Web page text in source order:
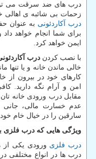
درب های ضد سرقت می
زحمات بی شائبه ی اهالی
درب آکاردئونی به عنوان
برای شما انجام خواهد
ایمن خواهد کرد.
با نصب کردندرب
خالی ماندن خانه و یا تنها
کارهای خود در بیرون از
امن و آرام نگه دارید.
مقابل درب ورودی خانه
عدم خسارت مالی، جانی
سارقین را در خیال خام خود
ویژگی هایی که درب فلزی
درب فلزی ورودی یکی
درب ها در انواع مختلفی